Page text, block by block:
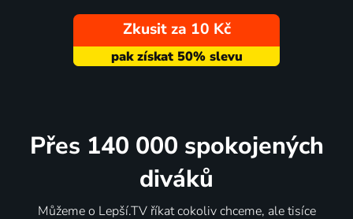
Zkusit za 10 Kč
Přes 140 000 spokojených
diváků
Můžeme o Lepší.TV říkat cokoliv chceme, ale tisíce